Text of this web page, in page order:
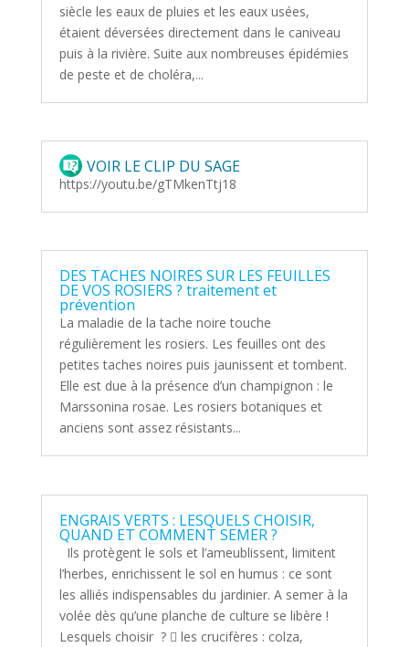
siècle les eaux de pluies et les eaux usées,
étaient déversées directement dans le caniveau
puis à la rivière. Suite aux nombreuses épidémies
de peste et de choléra,...
VOIR LE CLIP DU SAGE
https://youtu.be/gTMkenTtj18
DES TACHES NOIRES SUR LES FEUILLES
DE VOS ROSIERS ? traitement et
prévention
La maladie de la tache noire touche
régulièrement les rosiers. Les feuilles ont des
petites taches noires puis jaunissent et tombent.
Elle est due à la présence d’un champignon : le
Marssonina rosae. Les rosiers botaniques et
anciens sont assez résistants...
ENGRAIS VERTS : LESQUELS CHOISIR,
QUAND ET COMMENT SEMER ?
Ils protègent le sols et l’ameublissent, limitent
l’herbes, enrichissent le sol en humus : ce sont
les alliés indispensables du jardinier. A semer à la
volée dès qu’une planche de culture se libère !
Lesquels choisir ?  les crucifères : colza,